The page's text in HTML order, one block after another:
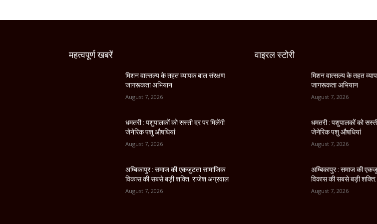
महत्वपूर्ण खबरें
मिशन वात्सल्य के तहत व्यापक बाल संरक्षण
जागरूकता अभियान
August 7, 2026
धमतरी : पशुपालकों को सस्ती दर पर मिलेंगी
जेनेरिक पशु औषधियां
August 7, 2026
अम्बिकापुर : समाज की एकजुटता सामाजिक
विकास की सबसे बड़ी शक्ति: राजेश अग्रवाल
August 7, 2026
वाइरल स्टोरी
मिशन वात्सल्य के तहत
जागरूकता अभियान
August 7, 2026
धमतरी : पशुपालकों को
जेनेरिक पशु औषधियां
August 7, 2026
अम्बिकापुर : समाज की
विकास की सबसे बड़ी
August 7, 2026